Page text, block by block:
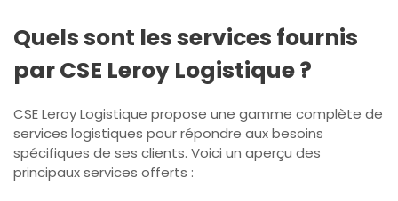
Quels sont les services fournis
par CSE Leroy Logistique ?
CSE Leroy Logistique propose une gamme complète de
services logistiques pour répondre aux besoins
spécifiques de ses clients. Voici un aperçu des
principaux services offerts :